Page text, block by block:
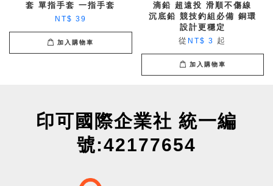
套 單指手套 一指手套
NT$ 39
加入購物車
滴鉛 超遠投 滑順不傷線
沉底鉛 競技釣組必備 銅環
設計更穩定
從 NT$ 3 起
加入購物車
印可國際企業社 統一編
號:42177654